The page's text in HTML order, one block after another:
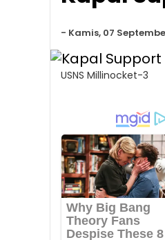
- Kamis, 07
USNS Millinocket-3